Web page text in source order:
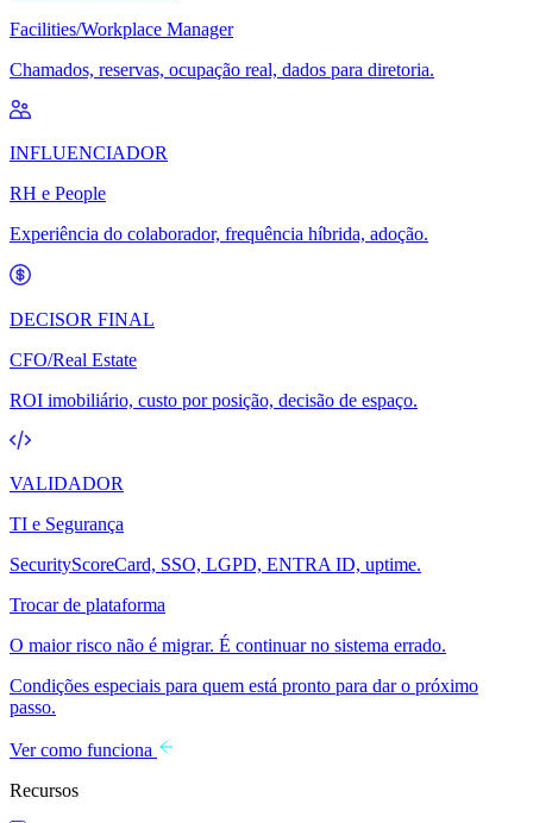
Facilities/Workplace Manager
Chamados, reservas, ocupação real, dados para diretoria.
INFLUENCIADOR
RH e People
Experiência do colaborador, frequência híbrida, adoção.
DECISOR FINAL
CFO/Real Estate
ROI imobiliário, custo por posição, decisão de espaço.
VALIDADOR
TI e Segurança
SecurityScoreCard, SSO, LGPD, ENTRA ID, uptime.
Trocar de plataforma
O maior risco não é migrar. É continuar no sistema errado.
Condições especiais para quem está pronto para dar o próximo
passo.
Ver como funciona
Recursos